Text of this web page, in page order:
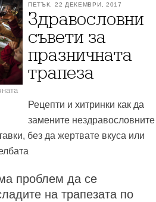
ПЕТЪК, 22 ДЕКЕМВРИ, 2017
Здравословни
съвети за
празничната
трапеза
Рецепти и хитринки как да
замените нездравословните
без да жертвате вкуса или
проблем да се
на трапезата по